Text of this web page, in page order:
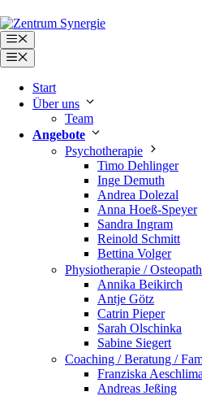
Zum
Inhalt
springen
Menü
Menü
Start
Über uns
Team
Angebote
Psychotherapie
Timo Dehlinger
Inge Demuth
Andrea Dolezal
Anna Hoeß-Speyer
Sandra Ingram
Reinold Schmitt
Bettina Volger
Physiotherapie /
Annika Beikirch
Antje Götz
Catrin Pieper
Sarah Olschinka
Sabine Siegert
Coaching / Beratung /
Franziska
Andreas Jeßing
unter
Unsere